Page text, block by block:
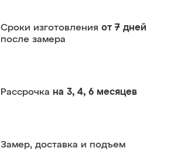
Сроки изготовления от 7 дней
после замера
Рассрочка на 3, 4, 6 месяцев
Замер, доставка и подъем